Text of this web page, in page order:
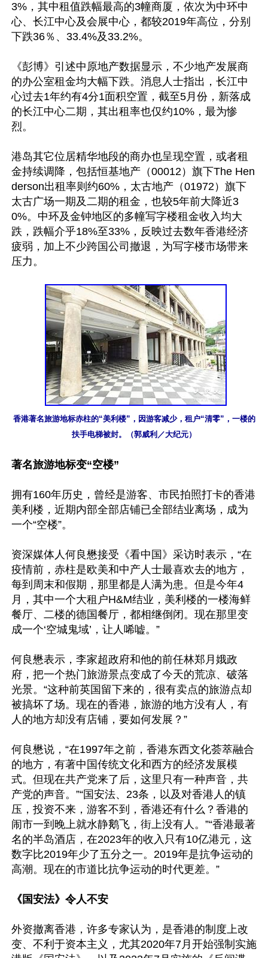
3%，其中租值跌幅最高的3幢商厦，依次为中环中
心、长江中心及会展中心，都较2019年高位，分别
下跌36％、33.4%及33.2%。
《彭博》引述中原地产数据显示，不少地产发展商
的办公室租金均大幅下跌。消息人士指出，长江中
心过去1年约有4分1面积空置，截至5月份，新落成
的长江中心二期，其出租率也仅约10%，最为惨
烈。
港岛其它位居精华地段的商办也呈现空置，或者租
金持续调降，包括恒基地产（00012）旗下The Hen
derson出租率则约60%，太古地产（01972）旗下
太古广场一期及二期的租金，也较5年前大降近3
0%。中环及金钟地区的多幢写字楼租金收入均大
跌，跌幅介乎18%至33%，反映过去数年香港经济
疲弱，加上不少跨国公司撤退，为写字楼市场带来
压力。
香港著名旅游地标赤柱的“美利楼”，因游客减少，租户“清零”，一楼的
扶手电梯被封。（郭威利／大纪元）
著名旅游地标变“空楼”
拥有160年历史，曾经是游客、市民拍照打卡的香港
美利楼，近期内部全部店铺已全部结业离场，成为
一个“空楼”。
资深媒体人何良懋接受《看中国》采访时表示，“在
疫情前，赤柱是欧美和中产人士最喜欢去的地方，
每到周末和假期，那里都是人满为患。但是今年4
月，其中一个大租户H&M结业，美利楼的一楼海鲜
餐厅、二楼的德国餐厅，都相继倒闭。现在那里变
成一个‘空城鬼域’，让人唏嘘。”
何良懋表示，李家超政府和他的前任林郑月娥政
府，把一个热门旅游景点变成了今天的荒凉、破落
光景。“这种前英国留下来的，很有卖点的旅游点却
被搞坏了场。现在的香港，旅游的地方没有人，有
人的地方却没有店铺，要如何发展？”
何良懋说，“在1997年之前，香港东西文化荟萃融合
的地方，有著中国传统文化和西方的经济发展模
式。但现在共产党来了后，这里只有一种声音，共
产党的声音。”“国安法、23条，以及对香港人的镇
压，投资不来，游客不到，香港还有什么？香港的
闹市一到晚上就水静鹅飞，街上没有人。”“香港最著
名的半岛酒店，在2023年的收入只有10亿港元，这
数字比2019年少了五分之一。2019年是抗争运动的
高潮。现在的市道比抗争运动的时代更差。”
《国安法》令人不安
外资撤离香港，许多专家认为，是香港的制度上改
变、不利于资本主义，尤其2020年7月开始强制实施